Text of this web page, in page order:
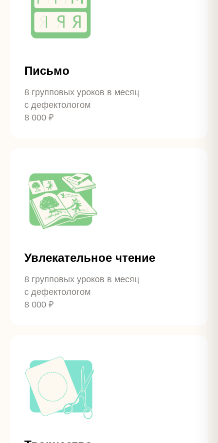
Письмо
8 групповых уроков в месяц
с дефектологом
8 000 ₽
Увлекательное чтение
8 групповых уроков в месяц
с дефектологом
8 000 ₽